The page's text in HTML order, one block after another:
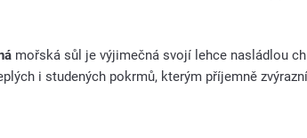
mořská sůl je výjimečná svojí lehce nasládlou
i studených pokrmů, kterým příjemně